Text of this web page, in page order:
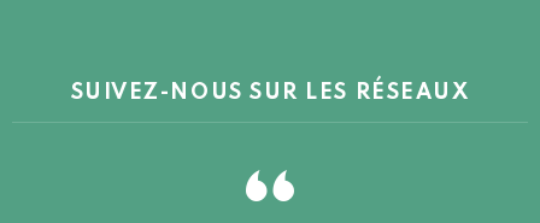
SUIVEZ-NOUS SUR LES RÉSEAUX